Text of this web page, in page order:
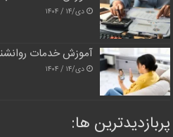
دی/۱۴ / ۱۴۰۴
آموزش خدمات
دی/۱۴ / ۱۴۰۴
پربازدیدترین‌ ها: